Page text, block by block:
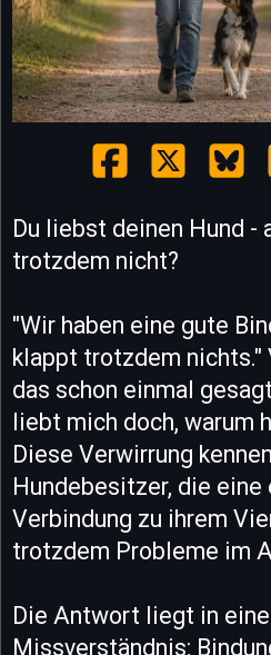
Du liebst deinen Hund -
trotzdem nicht?
"Wir haben eine gute
klappt trotzdem
das schon einmal
liebt mich doch, warum
Diese Verwirrung
Hundebesitzer, die
Verbindung zu ihrem
trotzdem Probleme im
Die Antwort liegt in
Missverständnis: